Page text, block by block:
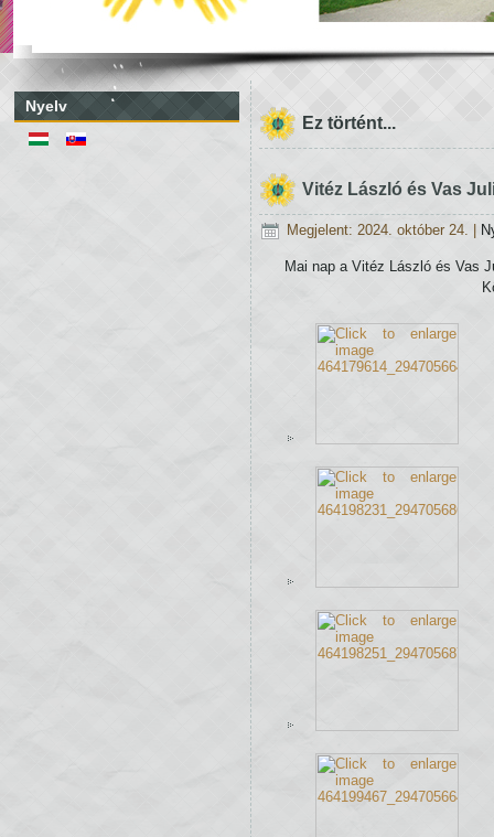
Nyelv
Ez történt...
Vitéz László és Vas
Megjelent: 2024. október 24.
Mai nap a Vitéz László és Vas